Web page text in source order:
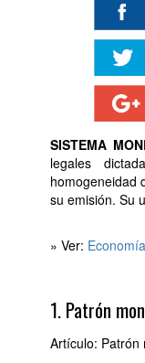
SISTEMA
legales
homogeneidad
su emisión. Su
» Ver: Economía
1. Patrón
Artículo: Patrón